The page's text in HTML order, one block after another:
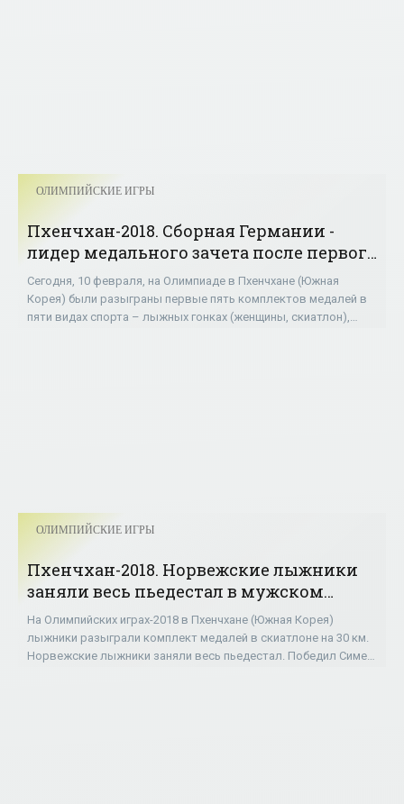
ОЛИМПИЙСКИЕ ИГРЫ
Пхенчхан-2018. Сборная Германии -
лидер медального зачета после первого
дня - «ОЛИМПИЙСКИЕ ИГРЫ»
Сегодня, 10 февраля, на Олимпиаде в Пхенчхане (Южная
Корея) были разыграны первые пять комплектов медалей в
пяти видах спорта – лыжных гонках (женщины, скиатлон),
ОЛИМПИЙСКИЕ ИГРЫ
Пхенчхан-2018. Норвежские лыжники
заняли весь пьедестал в мужском
скиатлоне - «ОЛИМПИЙСКИЕ ИГРЫ»
На Олимпийских играх-2018 в Пхенчхане (Южная Корея)
лыжники разыграли комплект медалей в скиатлоне на 30 км.
Норвежские лыжники заняли весь пьедестал. Победил Симен